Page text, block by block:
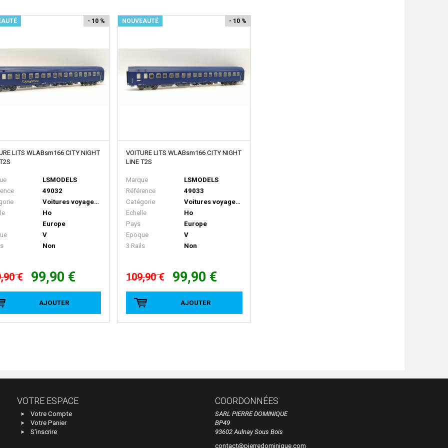
LITS WLABsm166 CITY NIGHT
LSMODELS
49032
Voitures voyageurs
Ho
Europe
V
Non
- 10 %
€ 99,90 €
AJOUTER
NOUVEAUTÉ
VOITURE LITS WLABsm166 CITY NIGHT
LINE T2S
Marque
LSMODELS
Référence
49033
Catégorie
Voitures voyageurs
Echelle
Ho
Pays
Europe
Epoque
V
3 Rails
Non
- 10 %
109,90 € 99,90 €
AJOUTER
VOTRE ESPACE
Votre Compte
Votre Panier
S'inscrire
COORDONNÉES
SARL PIERRE DOMINIQUE
BP49
93602 Aulnay Sous Bois
contact@pierredominique.com